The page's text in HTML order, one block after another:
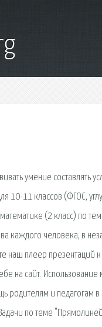
умение составлять
10-11 классов (ФГОС,
(2 класс) по
каждого человека, в
наш плеер презентаций
на сайт.
родителям и педагогам
по теме